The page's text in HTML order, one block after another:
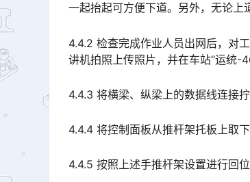
一起抬起可方便下道。另外，无论上
4.4.2 检查完成作业人员出网后，对
讲机拍照上传照片，并在车站“运统-
4.4.3 将横梁、纵梁上的数据线连接拧
4.4.4 将控制面板从推杆架托板上取下
4.4.5 按照上述手推杆架设置进行回位